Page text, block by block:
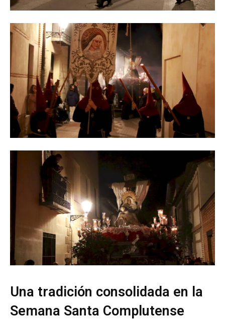
Una tradición consolidada en la
Semana Santa Complutense